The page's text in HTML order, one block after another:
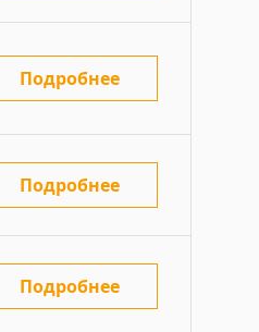
Подробнее
Подробнее
Подробнее